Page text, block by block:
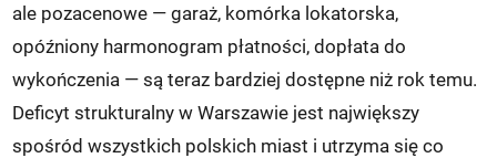
ale pozacenowe — garaż, komórka lokatorska,
opóźniony harmonogram płatności, dopłata do
wykończenia — są teraz bardziej dostępne niż rok temu.
Deficyt strukturalny w Warszawie jest największy
spośród wszystkich polskich miast i utrzyma się co